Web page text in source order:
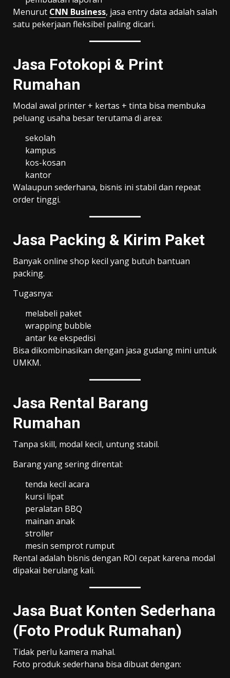
Menurut CNN Business, jasa entry data adalah salah
satu pekerjaan fleksibel paling dicari.
Jasa Fotokopi & Print
Rumahan
Modal awal printer + kertas + tinta bisa membuka
peluang usaha besar terutama di area:
sekolah
kampus
kos-kosan
kantor
Walaupun sederhana, bisnis ini stabil dan repeat
order tinggi.
Jasa Packing & Kirim Paket
Banyak online shop kecil yang butuh bantuan
packing.
Tugasnya:
melabeli paket
wrapping bubble
antar ke ekspedisi
Bisa dikombinasikan dengan jasa gudang mini untuk
UMKM.
Jasa Rental Barang
Rumahan
Tanpa skill, modal kecil, untung stabil.
Barang yang sering dirental:
tenda kecil acara
kursi lipat
peralatan BBQ
mainan anak
stroller
mesin semprot rumput
Rental adalah bisnis dengan ROI cepat karena modal
dipakai berulang kali.
Jasa Buat Konten Sederhana
(Foto Produk Rumahan)
Tidak perlu kamera mahal.
Foto produk sederhana bisa dibuat dengan: